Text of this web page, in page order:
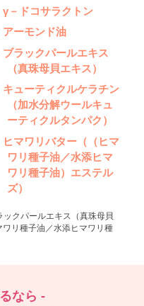
γ－ドコサラクトン
アーモンド油
ブラックパールエキス
（真珠母貝エキス）
キューティクルケラチン
（加水分解ウールキュ
ーティクルタンパク）
ヒマワリバター（（ヒマ
ワリ種子油／水添ヒマ
ワリ種子油）エステル
ズ）
クパールエキス（真珠母貝
リ種子油／水添ヒマワリ種
なら -